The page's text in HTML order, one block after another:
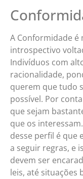
A Conformidade é
introspectivo
Indivíduos com
racionalidade,
querem que tudo
possível. Por
que sejam
que os
desse perfil é que
a seguir regras, e
devem ser
leis, até situações